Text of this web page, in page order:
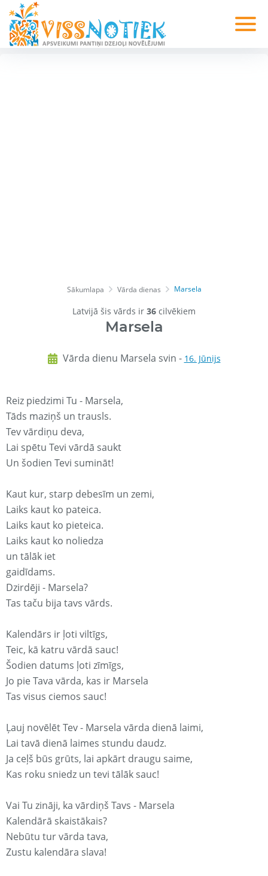
Sākumlapa Vārda dienas Marsela
Latvijā šis vārds ir 36 cilvēkiem
Marsela
Vārda dienu Marsela svin - 16. Jūnijs
Reiz piedzimi Tu - Marsela,
Tāds maziņš un trausls.
Tev vārdiņu deva,
Lai spētu Tevi vārdā saukt
Un šodien Tevi sumināt!
Kaut kur, starp debesīm un zemi,
Laiks kaut ko pateica.
Laiks kaut ko pieteica.
Laiks kaut ko noliedza
un tālāk iet
gaidīdams.
Dzirdēji - Marsela?
Tas taču bija tavs vārds.
Kalendārs ir ļoti viltīgs,
Teic, kā katru vārdā sauc!
Šodien datums ļoti zīmīgs,
Jo pie Tava vārda, kas ir Marsela
Tas visus ciemos sauc!
Ļauj novēlēt Tev - Marsela vārda dienā laimi,
Lai tavā dienā laimes stundu daudz.
Ja ceļš būs grūts, lai apkārt draugu saime,
Kas roku sniedz un tevi tālāk sauc!
Vai Tu zināji, ka vārdiņš Tavs - Marsela
Kalendārā skaistākais?
Nebūtu tur vārda tava,
Zustu kalendāra slava!